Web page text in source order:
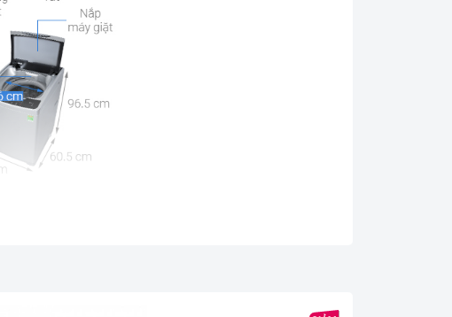
công nghệ giặt tẩy thông minh giúp giặt sạch hiệu